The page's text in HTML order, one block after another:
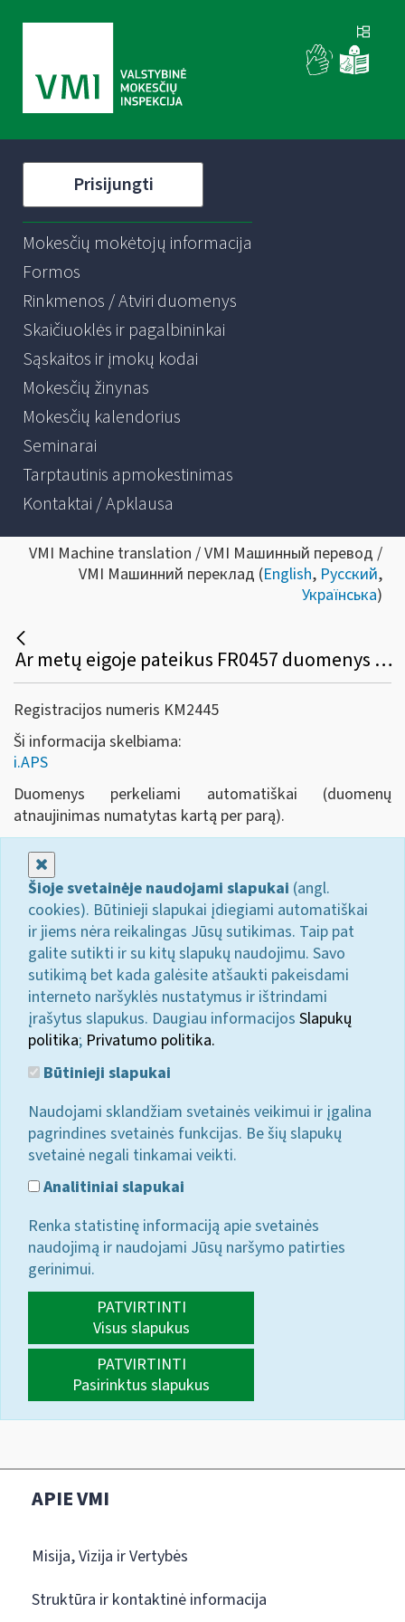
Prisijungti
Mokesčių mokėtojų informacija
Formos
Rinkmenos / Atviri duomenys
Skaičiuoklės ir pagalbininkai
Sąskaitos ir įmokų kodai
Mokesčių žinynas
Mokesčių kalendorius
Seminarai
Tarptautinis apmokestinimas
Kontaktai / Apklausa
VMI Machine translation / VMI Машинный перевод /
VMI Машинний переклад (English, Русский,
Українська)
Ar metų eigoje pateikus FR0457 duomenys persikels į i.APS automatiškai?
Registracijos numeris KM2445
Ši informacija skelbiama:
i.APS
Duomenys perkeliami automatiškai (duomenų
atnaujinimas numatytas kartą per parą).
Šioje svetainėje naudojami slapukai (angl.
cookies). Būtinieji slapukai įdiegiami automatiškai
ir jiems nėra reikalingas Jūsų sutikimas. Taip pat
galite sutikti ir su kitų slapukų naudojimu. Savo
sutikimą bet kada galėsite atšaukti pakeisdami
interneto naršyklės nustatymus ir ištrindami
įrašytus slapukus. Daugiau informacijos Slapukų
politika; Privatumo politika.
Būtinieji slapukai
Naudojami sklandžiam svetainės veikimui ir įgalina
pagrindines svetainės funkcijas. Be šių slapukų
svetainė negali tinkamai veikti.
Analitiniai slapukai
Renka statistinę informaciją apie svetainės
naudojimą ir naudojami Jūsų naršymo patirties
gerinimui.
PATVIRTINTI
Visus slapukus
PATVIRTINTI
Pasirinktus slapukus
APIE VMI
Misija, Vizija ir Vertybės
Struktūra ir kontaktinė informacija